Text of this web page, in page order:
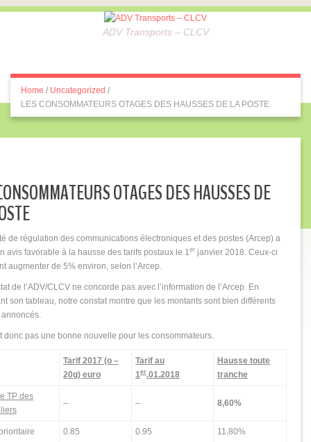
ADV Transports – CLCV
Home / Uncategorized /
LES CONSOMMATEURS OTAGES DES HAUSSES DE LA POSTE
OTAGES DES HAUSSES DE
de régulation des communications électroniques et des postes (Arcep) a
avis favorable à la hausse des tarifs postaux le 1er janvier 2018. Ceux-ci
augmenter de 5% environ, selon l’Arcep.
de l’ADV/CLCV ne concorde pas avec l’information de l’Arcep. En
son tableau, notre constat montre que les montants sont bien différents
donc pas une bonne nouvelle pour les consommateurs.
Tarif 2017 (o –
20g) euro
Tarif au
1er.01.2018
Hausse toute
tranche
TP des
– – 8,60%
0.85 0.95 11,80%